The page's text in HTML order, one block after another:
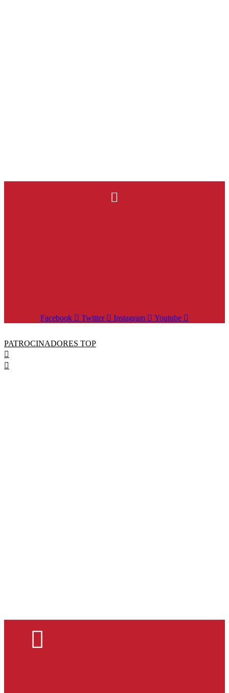
Facebook Twitter Instagram Youtube
PATROCINADORES TOP